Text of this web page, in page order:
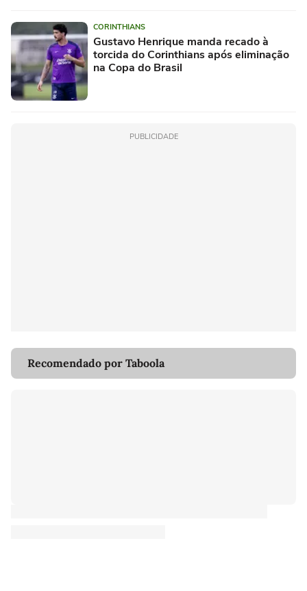
CORINTHIANS
Gustavo Henrique manda recado à
torcida do Corinthians após eliminação
na Copa do Brasil
PUBLICIDADE
Recomendado por Taboola